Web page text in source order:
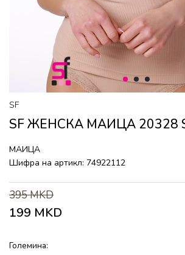
1 2 3
SF
SF ЖЕНСКА МАИЦА 20328
МАИЦА
Шифра на артикл: 74922112
395MKD
199 MKD
Големина: